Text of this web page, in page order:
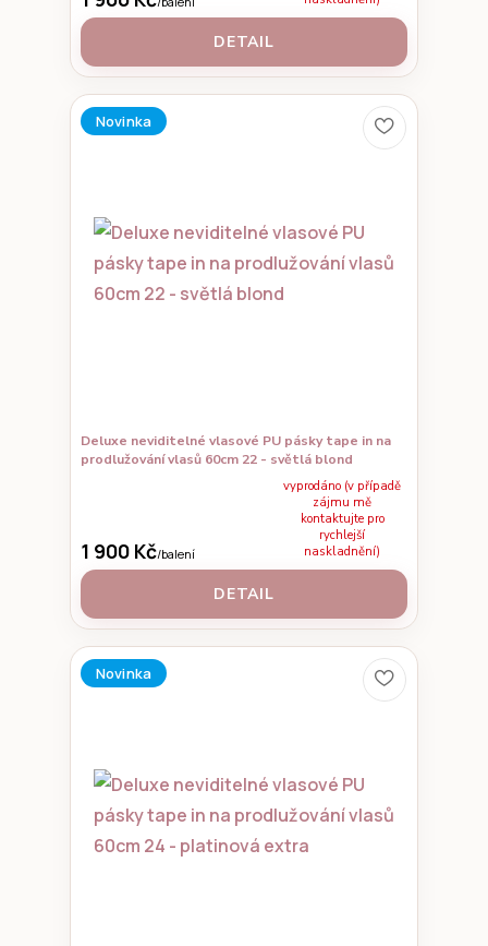
DETAIL
Novinka
Deluxe neviditelné vlasové PU pásky tape in na
prodlužování vlasů 60cm 22 - světlá blond
1 900 Kč/balení
vyprodáno (v případě
zájmu mě
kontaktujte pro
rychlejší
naskladnění)
DETAIL
Novinka